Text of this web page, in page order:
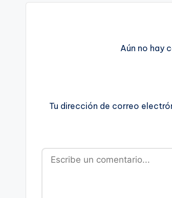
Aún no hay
Tu dirección de correo